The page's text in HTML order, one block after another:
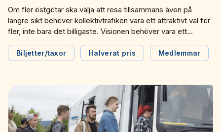
Om fler östgötar ska välja att resa tillsammans även på
längre sikt behöver kollektivtrafiken vara ett attraktivt val för
fler, inte bara det billigaste. Visionen behöver vara ett
Östgötatrafiken i en debattartikel i Östgöta
Correspondenten.
Biljetter/taxor Halverat pris Medlemmar